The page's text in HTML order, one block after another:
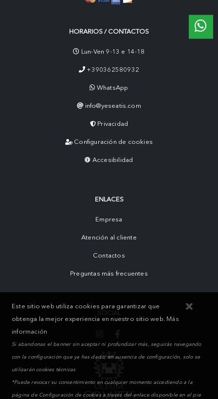
HORARIOS / CONTACTOS
Lun-Ven 9-13 e 14-18
+390362580932
WhatsApp
info@yeseatis.com
Privacidad
Configuración de cookies
Accesibilidad
ENLACES
Empresa
Atención al cliente
Contactos
Preguntas más frecuentes
Este sitio web utiliza cookies para garantizar que
obtenga la mejor experiencia en nuestro sitio web. Más
información
Si abandonas el banner sin aceptar ni profundizar más, seguirás navegando
con la configuración que ya has dado; en ausencia de configuración, solo se
utilizarán cookies técnicas
*Puede revocar su consentimiento en cualquier momento accediendo a la
página de Configuración de cookies a través del enlace disponible en el pie